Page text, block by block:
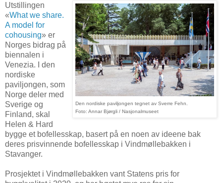
Den nordiske paviljongen tegnet av Sverre Fehn.
Foto: Annar Bjørgli / Nasjonalmuseet
Utstillingen
«What we share.
A model for
cohousing» er
Norges bidrag på
biennalen i
Venezia. I den
nordiske
paviljongen, som
Norge deler med
Sverige og
Finland, skal
Helen & Hard
bygge et bofellesskap, basert på en noen av ideene bak
deres prisvinnende bofellesskap i Vindmøllebakken i
Stavanger.
Prosjektet i Vindmøllebakken vant Statens pris for